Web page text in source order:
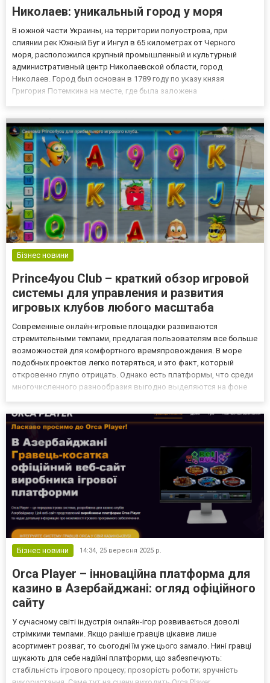
Николаев: уникальный город у моря
В южной части Украины, на территории полуострова, при
слиянии рек Южный Буг и Ингул в 65 километрах от Черного
моря, расположился крупный промышленный и культурный
административный центр Николаевской области, город
Николаев. Город был основан в 1789 году по указу князя
Григория Потемкина на месте, где была заложена
остается центром этой отр...
Бізнес новини
Prince4you Club – краткий обзор игровой
системы для управления и развития
игровых клубов любого масштаба
Современные онлайн-игровые площадки развиваются
стремительными темпами, предлагая пользователям все больше
возможностей для комфортного времяпровождения. В море
подобных проектов легко потеряться, и это факт, который
откровенно глупо отрицать. Однако есть платформы, что среди
многочисленного разнообразия выгодно выделяются на фоне
надежность и разнооб...
Бізнес новини 14:34, 25 вересня 2025 р.
Orca Player – інноваційна платформа для
казино в Азербайджані: огляд офіційного
сайту
У сучасному світі індустрія онлайн-ігор розвивається доволі
стрімкими темпами. Якщо раніше гравців цікавив лише
асортимент розваг, то сьогодні їм уже цього замало. Нині гравці
шукають для себе надійні платформи, що забезпечують:
стабільність ігрового процесу; прозорість роботи; зручність